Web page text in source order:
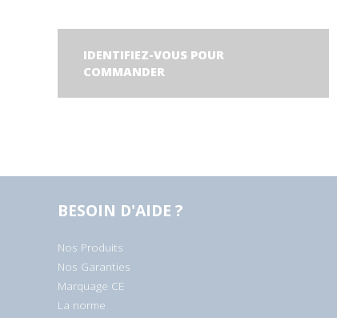
IDENTIFIEZ-VOUS POUR
COMMANDER
BESOIN D'AIDE ?
Nos Produits
Nos Garanties
Marquage CE
La norme